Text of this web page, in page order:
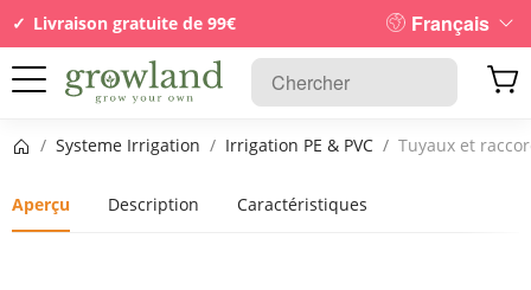
Livraison gratuite de 99€ Français
Page d’accueil
/ Systeme Irrigation / Irrigation PE & PVC / Tuyaux et
Aperçu Description Caractéristiques